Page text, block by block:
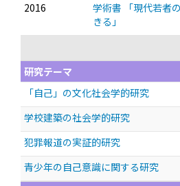
2016
学術書 「現代若者
きる」
研究テーマ
「自己」の文化社会学的研究
学校建築の社会学的研究
犯罪報道の実証的研究
青少年の自己意識に関する研究